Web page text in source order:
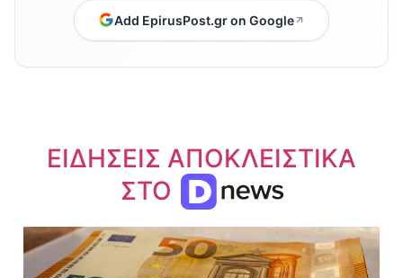
Add EpirusPost.gr on Google
ΕΙΔΗΣΕΙΣ ΑΠΟΚΛΕΙΣΤΙΚΑ
ΣΤΟ